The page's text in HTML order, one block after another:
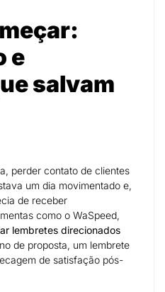
e
salvam
perder contato de clientes
um dia movimentado e,
de receber
como o WaSpeed,
lembretes direcionados
de proposta, um lembrete
de satisfação pós-